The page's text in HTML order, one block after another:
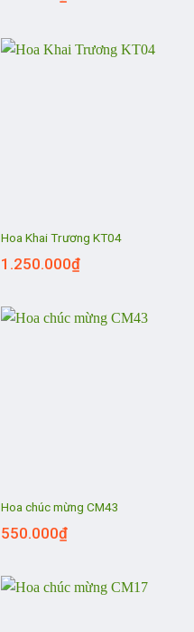
Hoa Khai Trương KT04
1.250.000₫
Hoa chúc mừng CM43
550.000₫